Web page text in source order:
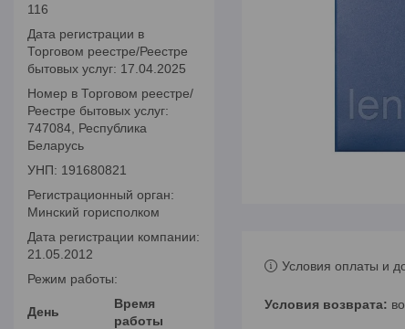
Условия оплаты и
116
Дата регистрации в
Торговом реестре/Реестре
бытовых услуг: 17.04.2025
Номер в Торговом реестре/
Реестре бытовых услуг:
747084, Республика
Беларусь
УНП: 191680821
Регистрационный орган:
Минский горисполком
Дата регистрации компании:
21.05.2012
Режим работы:
День
Время
работы